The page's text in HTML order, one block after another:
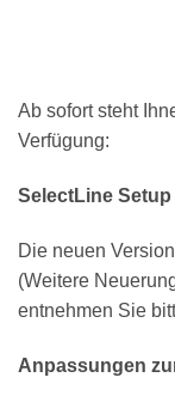
Ab sofort steht
Verfügung:
SelectLine Setup
Die neuen
(Weitere
entnehmen Sie
Anpassungen